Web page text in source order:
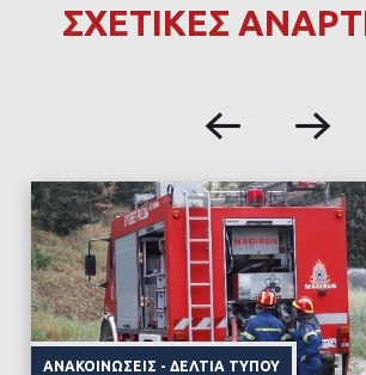
ΣΧΕΤΙΚΕΣ
ΑΝΑΚΟΙΝΏΣΕΙΣ - ΔΕΛΤΊΑ ΤΎΠΟΥ